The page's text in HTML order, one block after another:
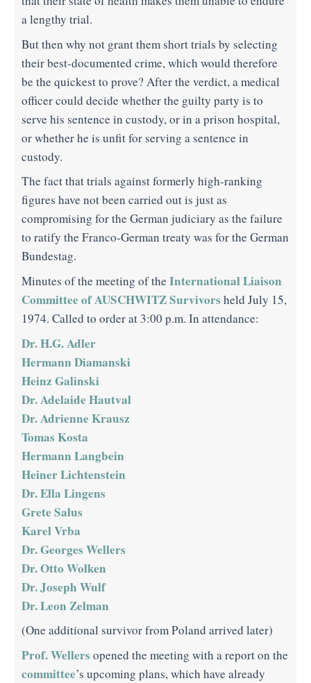
a lengthy trial.
But then why not grant them short trials by selecting
their best-documented crime, which would therefore
be the quickest to prove? After the verdict, a medical
officer could decide whether the guilty party is to
serve his sentence in custody, or in a prison hospital,
or whether he is unfit for serving a sentence in
custody.
The fact that trials against formerly high-ranking
figures have not been carried out is just as
compromising for the German judiciary as the failure
to ratify the Franco-German treaty was for the German
Bundestag.
Minutes of the meeting of the International Liaison
Committee of AUSCHWITZ Survivors held July 15,
1974. Called to order at 3:00 p.m. In attendance:
Dr. H.G. Adler
Hermann Diamanski
Heinz Galinski
Dr. Adelaide Hautval
Dr. Adrienne Krausz
Tomas Kosta
Hermann Langbein
Heiner Lichtenstein
Dr. Ella Lingens
Grete Salus
Karel Vrba
Dr. Georges Wellers
Dr. Otto Wolken
Dr. Joseph Wulf
Dr. Leon Zelman
(One additional survivor from Poland arrived later)
Prof. Wellers opened the meeting with a report on the
committee’s upcoming plans, which have already